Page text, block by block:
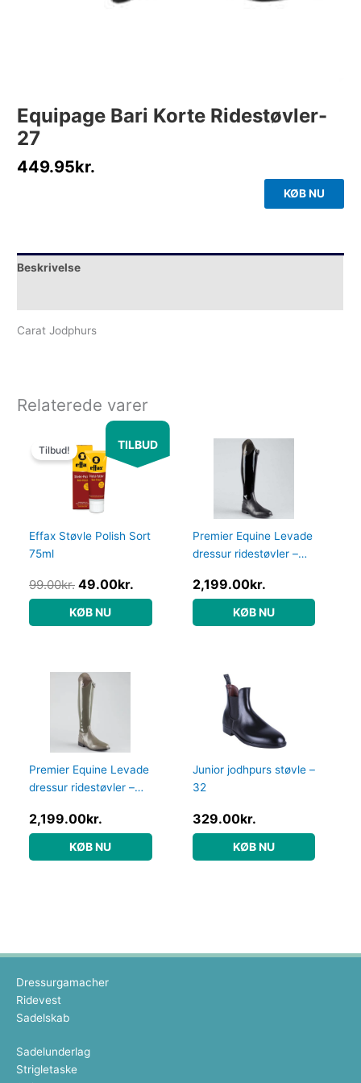
Equipage Bari Korte Ridestøvler-
27
449.95kr.
KØB NU
Beskrivelse
Carat Jodphurs
Relaterede varer
TILBUD
Tilbud!
Effax Støvle Polish Sort
75ml
99.00kr.
oprindelige
pris
var:
99.00kr..
49.00kr.
aktuelle
pris
KØB NU
Premier Equine Levade
dressur ridestøvler –
2,199.00kr.
KØB NU
Premier Equine Levade
dressur ridestøvler –
2,199.00kr.
KØB NU
Junior jodhpurs støvle –
32
329.00kr.
KØB NU
Dressurgamacher
Ridevest
Sadelskab
Sadelunderlag
Strigletaske